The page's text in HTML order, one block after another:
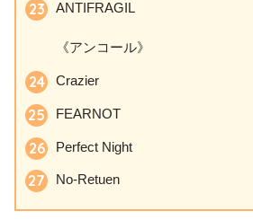
ANTIFRAGIL
《アンコール》
Crazier
FEARNOT
Perfect Night
No-Retuen